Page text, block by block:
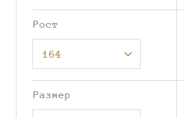
Рост
164
Размер